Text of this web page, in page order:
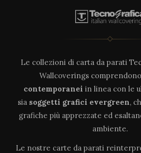
Le collezioni di carta da parati
Wallcoverings
contemporanei in linea con le
sia soggetti grafici evergreen,
grafiche più apprezzate ed
ambiente.
Le nostre carte da parati